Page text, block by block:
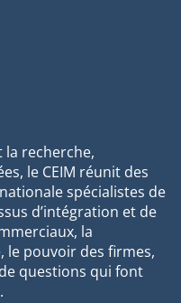
la recherche,
le CEIM réunit des
spécialistes de
d’intégration et de
la
le pouvoir des firmes,
questions qui font